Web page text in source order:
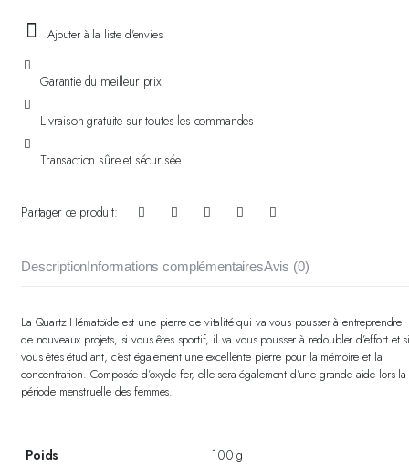
Ajouter à la liste d'envies
Garantie du meilleur prix
Livraison gratuite sur toutes les commandes
Transaction sûre et sécurisée
Partager ce produit:
DescriptionInformations complémentairesAvis (0)
La Quartz Hématoïde est une pierre de vitalité qui va vous pousser à entreprendre
de nouveaux projets, si vous êtes sportif, il va vous pousser à redoubler d’effort et si
vous êtes étudiant, c’est également une excellente pierre pour la mémoire et la
concentration. Composée d’oxyde fer, elle sera également d’une grande aide lors la
période menstruelle des femmes.
Poids
100 g